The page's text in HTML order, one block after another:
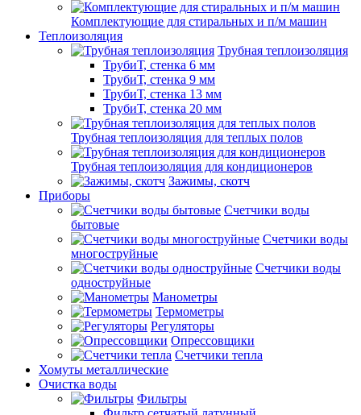
Комплектующие для стиральных и п/м машин
Теплоизоляция
Трубная теплоизоляция
ТрубиТ, стенка 6 мм
ТрубиТ, стенка 9 мм
ТрубиТ, стенка 13 мм
ТрубиТ, стенка 20 мм
Трубная теплоизоляция для теплых полов
Трубная теплоизоляция для кондиционеров
Зажимы, скотч
Приборы
Счетчики воды
бытовые
Счетчики воды
многоструйные
Счетчики воды
одноструйные
Манометры
Термометры
Регуляторы
Опрессовщики
Счетчики тепла
Хомуты металлические
Очистка воды
Фильтры